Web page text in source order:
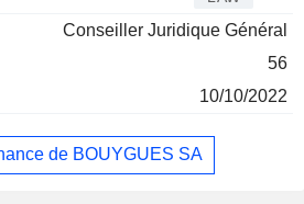
Conseiller Juridique Général
56
10/10/2022
de BOUYGUES SA